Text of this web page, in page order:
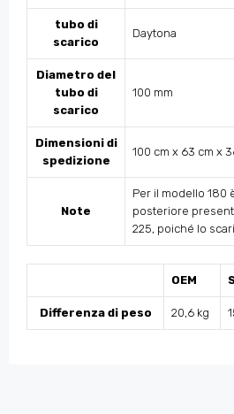
tubo di
scarico
Daytona
Diametro del
tubo di
scarico
100 mm
Dimensioni di
spedizione
100 cm x 63 cm x
Note
Per il modello 180
posteriore
225, poiché lo
OEM
Differenza di peso 20,6 kg